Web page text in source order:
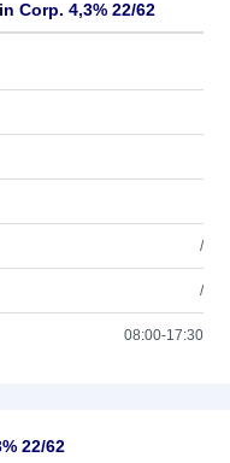
Corp. 4,3% 22/62
/
/
08:00-17:30
22/62